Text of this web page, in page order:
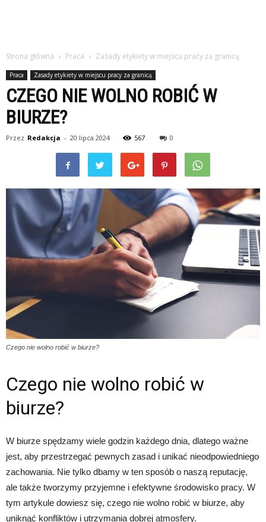
Strona główna Praca Zasady etykiety w miejscu pracy za granicą
Praca Zasady etykiety w miejscu pracy za granicą
CZEGO NIE WOLNO ROBIĆ W
BIURZE?
Przez Redakcja - 20 lipca 2024 567 0
Czego nie wolno robić w biurze?
Czego nie wolno robić w
biurze?
W biurze spędzamy wiele godzin każdego dnia, dlatego ważne
jest, aby przestrzegać pewnych zasad i unikać nieodpowiedniego
zachowania. Nie tylko dbamy w ten sposób o naszą reputację,
ale także tworzymy przyjemne i efektywne środowisko pracy. W
tym artykule dowiesz się, czego nie wolno robić w biurze, aby
uniknąć konfliktów i utrzymania dobrej atmosfery.